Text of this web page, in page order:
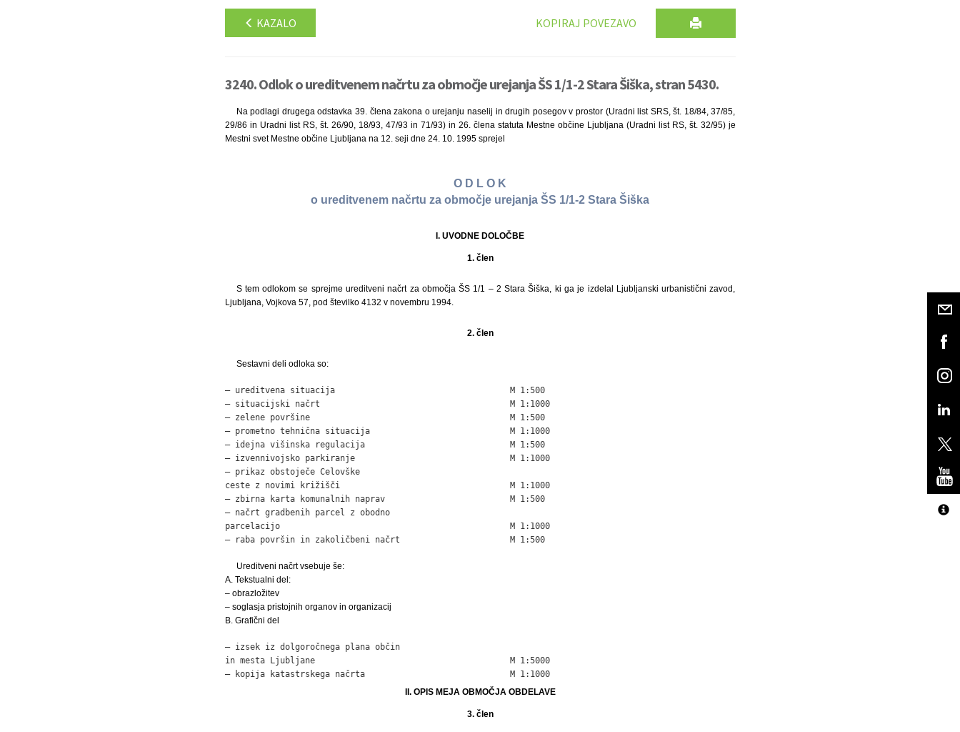
KAZALO KOPIRAJ POVEZAVO
3240. Odlok o ureditvenem načrtu za območje urejanja ŠS 1/1-2 Stara Šiška, stran 5430.
Na podlagi drugega odstavka 39. člena zakona o urejanju naselij in drugih posegov v prostor (Uradni list SRS, št. 18/84, 37/85,
29/86 in Uradni list RS, št. 26/90, 18/93, 47/93 in 71/93) in 26. člena statuta Mestne občine Ljubljana (Uradni list RS, št. 32/95) je
Mestni svet Mestne občine Ljubljana na 12. seji dne 24. 10. 1995 sprejel
O D L O K
o ureditvenem načrtu za območje urejanja ŠS 1/1-2 Stara Šiška
I. UVODNE DOLOČBE
1. člen
S tem odlokom se sprejme ureditveni načrt za območja ŠS 1/1 – 2 Stara Šiška, ki ga je izdelal Ljubljanski urbanistični zavod,
Ljubljana, Vojkova 57, pod številko 4132 v novembru 1994.
2. člen
Sestavni deli odloka so:
– ureditvena situacija                                   M 1:500
– situacijski načrt                                      M 1:1000
– zelene površine                                        M 1:500
– prometno tehnična situacija                            M 1:1000
– idejna višinska regulacija                             M 1:500
– izvennivojsko parkiranje                               M 1:1000
– prikaz obstoječe Celovške
ceste z novimi križišči                                  M 1:1000
– zbirna karta komunalnih naprav                         M 1:500
– načrt gradbenih parcel z obodno
parcelacijo                                              M 1:1000
– raba površin in zakoličbeni načrt                      M 1:500
Ureditveni načrt vsebuje še:
A. Tekstualni del:
– obrazložitev
– soglasja pristojnih organov in organizacij
B. Grafični del
– izsek iz dolgoročnega plana občin
in mesta Ljubljane                                       M 1:5000
– kopija katastrskega načrta                             M 1:1000
II. OPIS MEJA OBMOČJA OBDELAVE
3. člen